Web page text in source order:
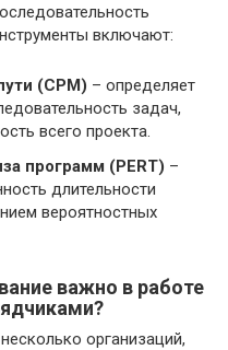
включают:
(CPM) – определяет
задач,
всего проекта.
программ (PERT) –
длительности
вероятностных
важно в работе
организаций,